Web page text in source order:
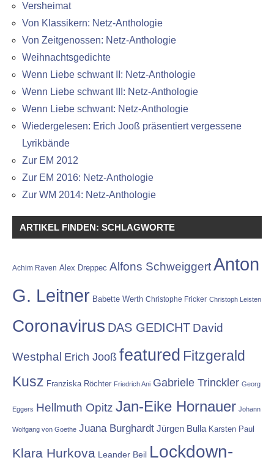
Versheimat
Von Klassikern: Netz-Anthologie
Von Zeitgenossen: Netz-Anthologie
Weihnachtsgedichte
Wenn Liebe schwant II: Netz-Anthologie
Wenn Liebe schwant III: Netz-Anthologie
Wenn Liebe schwant: Netz-Anthologie
Wiedergelesen: Erich Jooß präsentiert vergessene
Lyrikbände
Zur EM 2012
Zur EM 2016: Netz-Anthologie
Zur WM 2014: Netz-Anthologie
ARTIKEL FINDEN: SCHLAGWORTE
Achim Raven Alex Dreppec Alfons SchweiggertAnton
G. Leitner Babette Werth Christophe Fricker Christoph Leisten
Coronavirus DAS GEDICHT David
Westphal Erich Jooß featured Fitzgerald
Kusz Franziska Röchter Friedrich Ani Gabriele Trinckler Georg
Eggers Hellmuth Opitz Jan-Eike Hornauer Johann
Wolfgang von Goethe Juana Burghardt Jürgen Bulla Karsten Paul
Klara Hurkova Leander Beil Lockdown-